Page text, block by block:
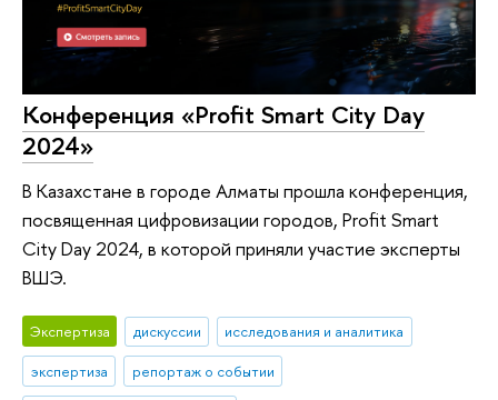
Конференция «Profit Smart City Day
2024»
В Казахстане в городе Алматы прошла конференция,
посвященная цифровизации городов, Profit Smart
City Day 2024, в которой приняли участие эксперты
ВШЭ.
Экспертиза дискуссии
исследования и аналитика
экспертиза
репортаж о событии